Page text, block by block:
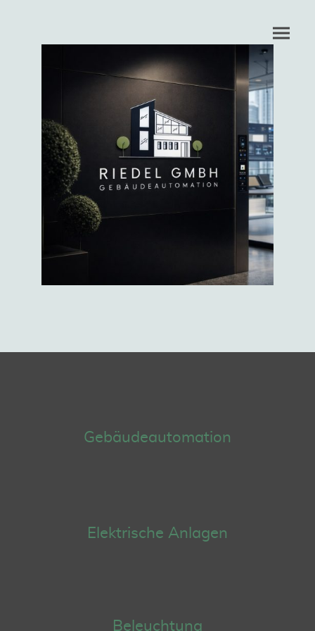
Gebäudeautomation
Elektrische Anlagen
Beleuchtung